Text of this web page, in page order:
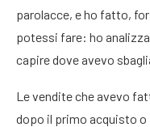
parolacce, e ho fatto,
potessi fare: ho
capire dove avevo
Le vendite che avevo
dopo il primo acquisto o